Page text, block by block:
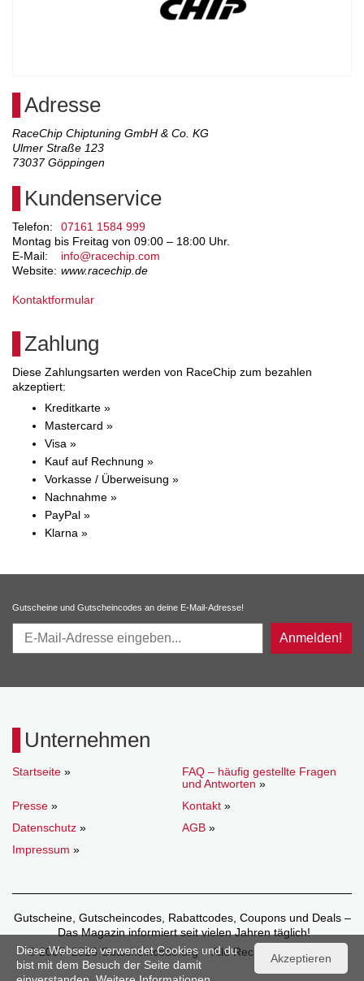
Adresse
RaceChip Chiptuning GmbH & Co. KG
Ulmer Straße 123
73037 Göppingen
Kundenservice
Telefon:
07161 1584 999
Montag bis Freitag von 09:00 – 18:00 Uhr.
E-Mail:
info@racechip.com
Website: www.racechip.de
Kontaktformular
Zahlung
Diese Zahlungsarten werden von RaceChip zum bezahlen
akzeptiert:
Kreditkarte »
Mastercard »
Visa »
Kauf auf Rechnung »
Vorkasse / Überweisung »
Nachnahme »
PayPal »
Klarna »
Gutscheine und Gutscheincodes an deine E-Mail-Adresse!
Anmelden!
Unternehmen
Startseite »
FAQ – häufig gestellte Fragen
und Antworten »
Presse » Kontakt »
Datenschutz » AGB »
Impressum »
Gutscheine, Gutscheincodes, Rabattcodes, Coupons und Deals –
Das Magazin informiert seit vielen Jahren täglich!
© 2007–2026 Gutscheincode.org – Alle Rechte vorbehalten.
Diese Webseite verwendet Cookies und du
bist mit dem Besuch der Seite damit
Akzeptieren